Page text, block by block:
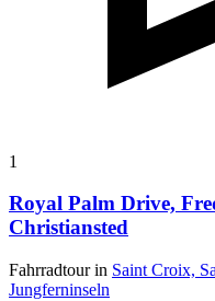
1
Royal Palm Drive,
Christiansted
Fahrradtour in Saint Croix,
Jungferninseln